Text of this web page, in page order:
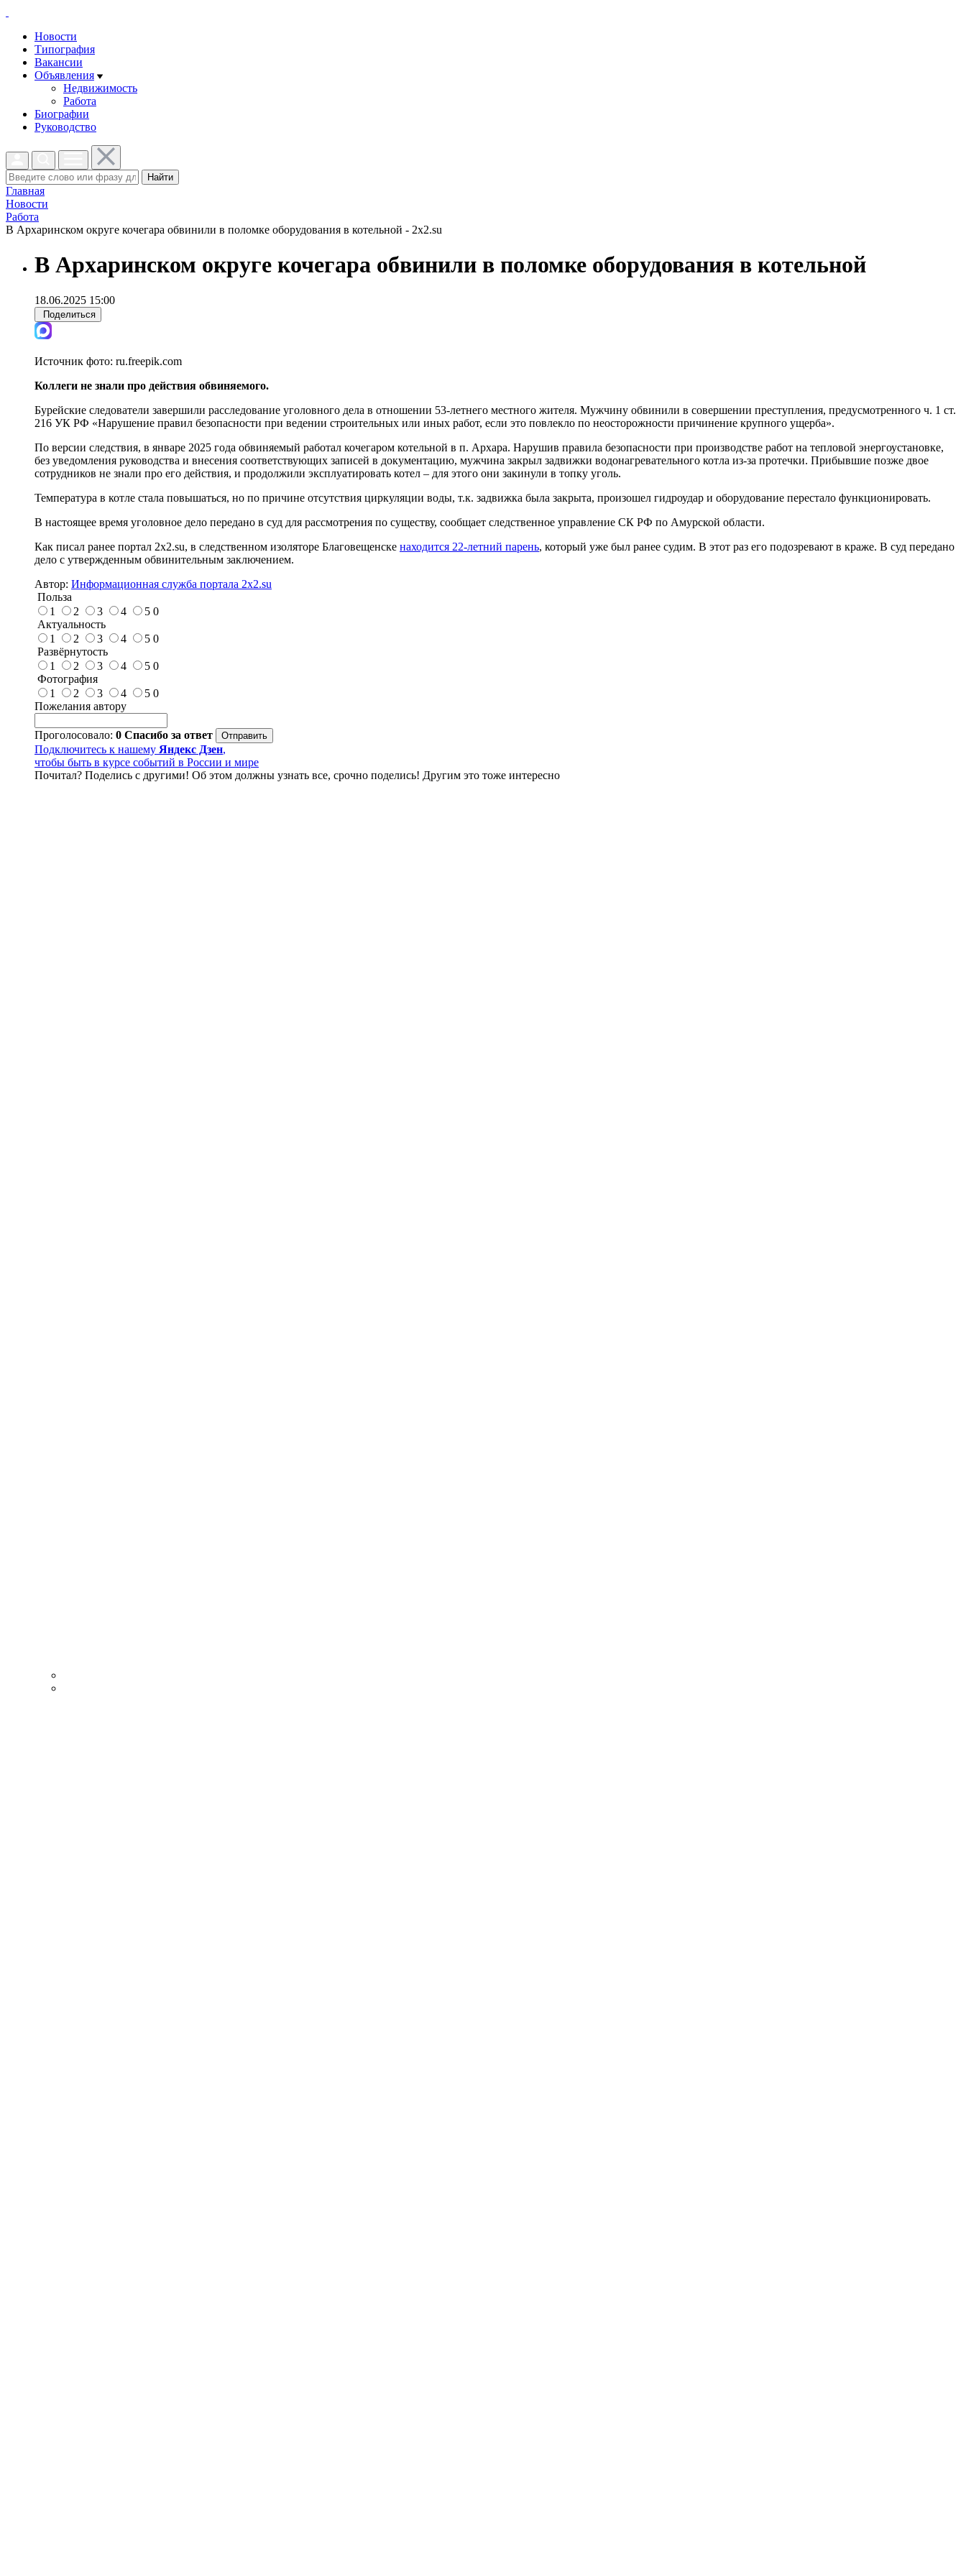
Новости
Типография
Вакансии
Объявления
Недвижимость
Работа
Биографии
Руководство
Найти
Главная
Новости
Работа
В Архаринском округе кочегара обвинили в поломке оборудования в котельной - 2x2.su
В Архаринском округе кочегара обвинили в поломке оборудования в котельной
18.06.2025 15:00
Поделиться
Источник фото: ru.freepik.com
Коллеги не знали про действия обвиняемого.
Бурейские следователи завершили расследование уголовного дела в отношении 53-летнего местного жителя. Мужчину обвинили в совершении преступления, предусмотренного ч. 1 ст.
216 УК РФ «Нарушение правил безопасности при ведении строительных или иных работ, если это повлекло по неосторожности причинение крупного ущерба».
По версии следствия, в январе 2025 года обвиняемый работал кочегаром котельной в п. Архара. Нарушив правила безопасности при производстве работ на тепловой энергоустановке,
без уведомления руководства и внесения соответствующих записей в документацию, мужчина закрыл задвижки водонагревательного котла из-за протечки. Прибывшие позже двое
сотрудников не знали про его действия, и продолжили эксплуатировать котел – для этого они закинули в топку уголь.
Температура в котле стала повышаться, но по причине отсутствия циркуляции воды, т.к. задвижка была закрыта, произошел гидроудар и оборудование перестало функционировать.
В настоящее время уголовное дело передано в суд для рассмотрения по существу, сообщает следственное управление СК РФ по Амурской области.
Как писал ранее портал 2х2.su, в следственном изоляторе Благовещенске находится 22-летний парень, который уже был ранее судим. В этот раз его подозревают в краже. В суд передано
дело с утвержденным обвинительным заключением.
Автор: Информационная служба портала 2x2.su
Польза
1
2 3 4 5 0
Актуальность
1
2 3 4 5 0
Развёрнутость
1
2 3 4 5 0
Фотография
1
2 3 4 5 0
Пожелания автору
Проголосовало: 0 Спасибо за ответ
Подключитесь к нашему Яндекс Дзен,
чтобы быть в курсе событий в России и мире
Почитал? Поделись с другими! Об этом должны узнать все, срочно поделись! Другим это тоже интересно